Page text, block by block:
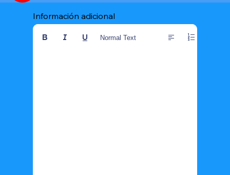
Información adicional
Normal Text